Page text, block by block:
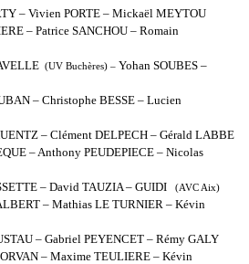
– Vivien PORTE – Mickaël MEYTOU
– Patrice SANCHOU – Romain
(UV Buchères) – Yohan SOUBES –
– Christophe BESSE – Lucien
– Clément DELPECH – Gérald LABBE
– Anthony PEUDEPIECE – Nicolas
– David TAUZIA – GUIDI
(AVC Aix)
– Mathias LE TURNIER – Kévin
– Gabriel PEYENCET – Rémy GALY
– Maxime TEULIERE – Kévin